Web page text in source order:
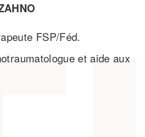
FSP/Féd.
et aide aux